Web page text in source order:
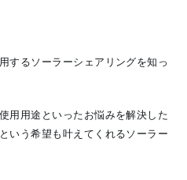
するソーラーシェアリングを知っ
用用途といったお悩みを解決した
いう希望も叶えてくれるソーラー